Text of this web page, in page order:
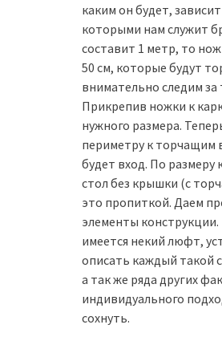
каким он будет,
которыми нам служит
составит 1 метр, то
50 см, которые будут
внимательно следим
Прикрепив ножки к
нужного размера.
периметру к торчащим
будет вход. По размеру
стол без крышки (с
это пропиткой. Даем
элементы
имеется некий люфт,
описать каждый такой
а так же ряда других
индивидуального
сохнуть.